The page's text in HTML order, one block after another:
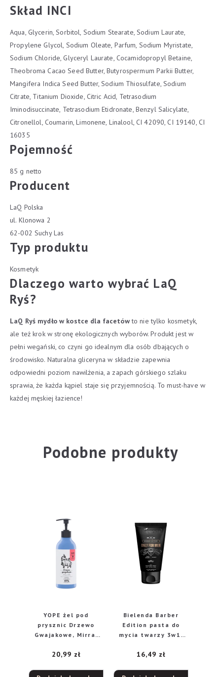
Skład INCI
Aqua, Glycerin, Sorbitol, Sodium Stearate, Sodium Laurate,
Propylene Glycol, Sodium Oleate, Parfum, Sodium Myristate,
Sodium Chloride, Glyceryl Laurate, Cocamidopropyl Betaine,
Theobroma Cacao Seed Butter, Butyrospermum Parkii Butter,
Mangifera Indica Seed Butter, Sodium Thiosulfate, Sodium
Citrate, Titanium Dioxide, Citric Acid, Tetrasodium
Iminodisuccinate, Tetrasodium Etidronate, Benzyl Salicylate,
Citronellol, Coumarin, Limonene, Linalool, CI 42090, CI 19140, CI
16035
Pojemność
85 g netto
Producent
LaQ Polska
ul. Klonowa 2
62-002 Suchy Las
Typ produktu
Kosmetyk
Dlaczego warto wybrać LaQ
Ryś?
LaQ Ryś mydło w kostce dla facetówto nie tylko kosmetyk,
ale też krok w stronę ekologicznych wyborów. Produkt jest w
pełni wegański, co czyni go idealnym dla osób dbających o
środowisko. Naturalna gliceryna w składzie zapewnia
odpowiedni poziom nawilżenia, a zapach górskiego szlaku
sprawia, że każda kąpiel staje się przyjemnością. To must-have w
każdej męskiej łazience!
Podobne produkty
YOPE żel pod
prysznic Drzewo
Gwajakowe, Mirra,
20,99 zł
Bielenda Barber
Edition pasta do
mycia twarzy 3w1,
16,49 zł